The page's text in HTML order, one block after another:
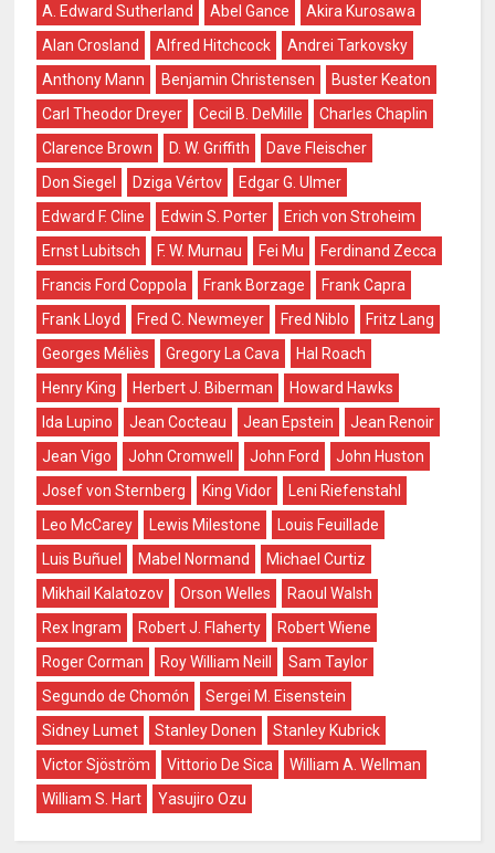
A. Edward Sutherland Abel Gance
Akira Kurosawa
Alan Crosland
Alfred Hitchcock
Andrei Tarkovsky
Anthony Mann
Benjamin Christensen
Buster Keaton
Carl Theodor Dreyer
Cecil B. DeMille
Charles Chaplin
Clarence Brown
D. W. Griffith
Dave Fleischer
Don Siegel
Dziga Vértov
Edgar G. Ulmer
Edward F. Cline
Edwin S. Porter
Erich von Stroheim
Ernst Lubitsch
F. W. Murnau Fei Mu
Ferdinand Zecca
Francis Ford Coppola
Frank Borzage
Frank Capra
Frank Lloyd
Fred C. Newmeyer Fred Niblo
Fritz Lang
Georges Méliès
Gregory La Cava
Hal Roach
Henry King
Herbert J. Biberman
Howard Hawks
Ida Lupino
Jean Cocteau Jean Epstein
Jean Renoir
Jean Vigo
John Cromwell John Ford
John Huston
Josef von Sternberg
King Vidor
Leni Riefenstahl
Leo McCarey
Lewis Milestone
Louis Feuillade
Luis Buñuel
Mabel Normand
Michael Curtiz
Mikhail Kalatozov
Orson Welles
Raoul Walsh
Rex Ingram
Robert J. Flaherty
Robert Wiene
Roger Corman
Roy William Neill
Sam Taylor
Segundo de Chomón
Sergei M. Eisenstein
Sidney Lumet
Stanley Donen
Stanley Kubrick
Victor Sjöström
Vittorio De Sica
William A. Wellman
William S. Hart
Yasujiro Ozu